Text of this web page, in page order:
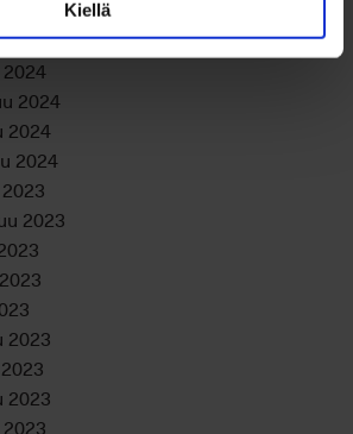
Kiellä
2024
2024
2024
2024
2023
2023
2023